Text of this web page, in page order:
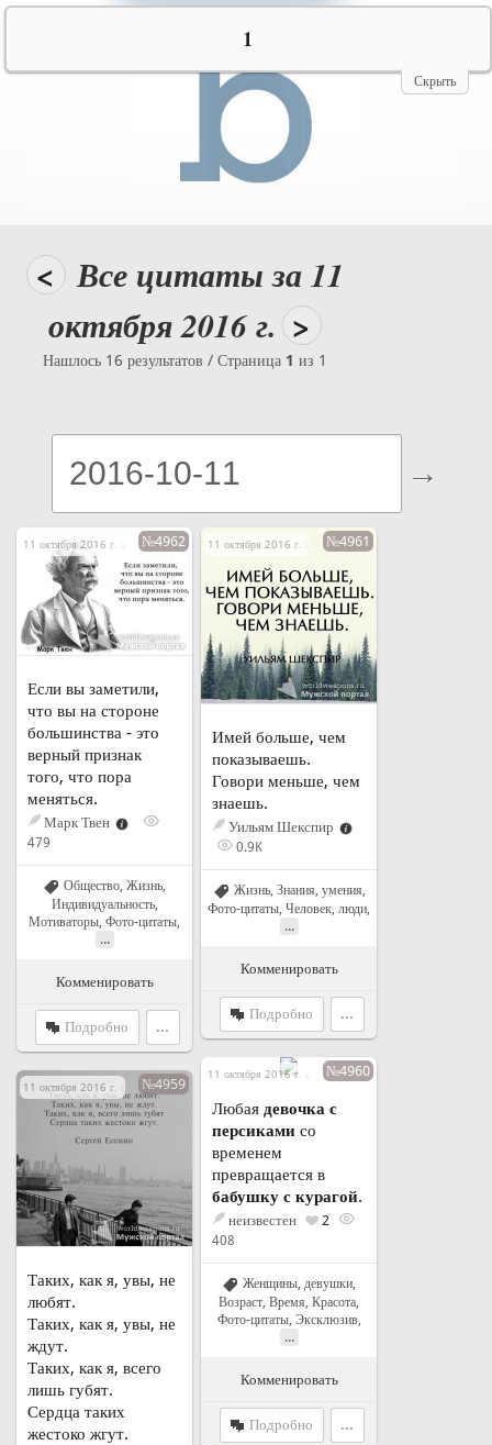
< Все цитаты за 11
октября 2016 г. >
Нашлось 16 результатов / Страница 1 из 1
11 октября 2016 г. в 20:04№4962
Если вы заметили,
что вы на стороне
большинства - это
верный признак
того, что пора
меняться.
Марк Твен
479
Общество, Жизнь,
Индивидуальность,
Мотиваторы Фото-цитаты
...
Комменировать
Подробно ...
11 октября 2016 г. в 20:01№4961
Имей больше, чем
показываешь.
Говори меньше, чем
знаешь.
Уильям Шекспир
0.9K
Жизнь, Знания, умения,
Фото-цитаты Человек, люди
...
Комменировать
Подробно ...
11 октября 2016 г. в 17:47№4960
Любая девочка с
персиками со
временем
превращается в
бабушку с курагой.
неизвестен 2
408
Женщины, девушки,
Возраст Время Красота
Фото-цитаты, Эксклюзив,
...
Комменировать
Подробно ...
11 октября 2016 г. в 15:09№4959
Таких, как я, увы, не
любят.
Таких, как я, увы, не
ждут.
Таких, как я, всего
лишь губят.
Сердца таких
жестоко жгут.
Скрыть
1